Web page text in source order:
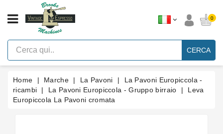
CATEGORIA
Macchine
Per
Caffè
Espresso
Leva
Vintage
Macchina
0
CERCA
Home Marche La Pavoni
La Pavoni Europiccola -
ricambi
La Pavoni Europiccola - Gruppo birraio
Leva
Europiccola La Pavoni cromata